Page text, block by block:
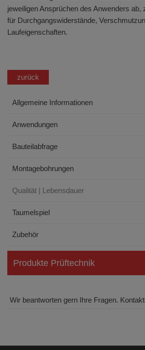
jeweiligen Ansprüchen des Anwenders ab,
für Durchgangswiderstände,
Laufeigenschaften.
zurück
Allgemeine Informationen
Anwendungen
Bauteilabfrage
Montagebohrungen
Qualität | Lebensdauer
Taumelspiel
Zubehör
Produkte Prüftechnik
Wir beantworten gern Ihre Fragen.